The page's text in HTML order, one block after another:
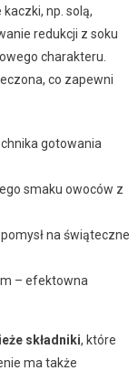
np. solą,
redukcji z soku
charakteru.
co zapewni
gotowania
smaku owoców z
na świąteczne
– efektowna
składniki, które
ma także